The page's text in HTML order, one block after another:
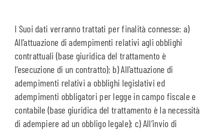
I Suoi dati verranno trattati per finalità connesse: a)
All’attuazione di adempimenti relativi agli obblighi
contrattuali (base giuridica del trattamento è
l’esecuzione di un contratto); b) All’attuazione di
adempimenti relativi a obblighi legislativi ed
adempimenti obbligatori per legge in campo fiscale e
contabile (base giuridica del trattamento è la necessità
di adempiere ad un obbligo legale); c) All’invio di